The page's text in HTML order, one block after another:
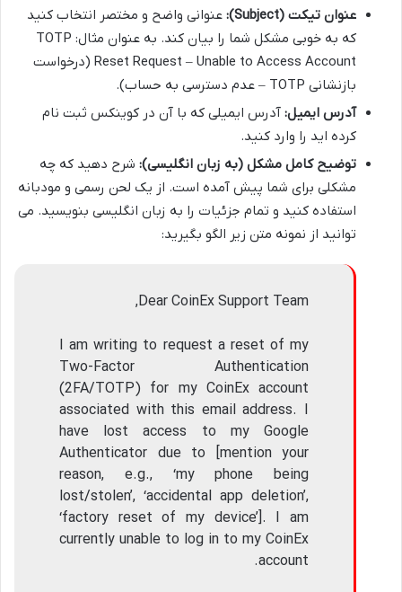
عنوان تیکت (Subject):
عنوانی واضح و مختصر انتخاب کنید
که به خوبی مشکل شما را بیان کند. به عنوان مثال: TOTP
Reset Request – Unable to Access Account (درخواست
بازنشانی TOTP – عدم دسترسی به حساب).
آدرس ایمیل: آدرس ایمیلی که با آن در کوینکس ثبت نام
کرده اید را وارد کنید.
توضیح کامل مشکل (به زبان انگلیسی): شرح دهید که چه
مشکلی برای شما پیش آمده است. از یک لحن رسمی و مودبانه
استفاده کنید و تمام جزئیات را به زبان انگلیسی بنویسید. می
توانید از نمونه متن زیر الگو بگیرید:
Dear CoinEx Support Team,
I am writing to request a reset of my
Two-Factor Authentication
(2FA/TOTP) for my CoinEx account
associated with this email address. I
have lost access to my Google
Authenticator due to [mention your
reason, e.g., ‘my phone being
lost/stolen’, ‘accidental app deletion’,
‘factory reset of my device’]. I am
currently unable to log in to my CoinEx
account.